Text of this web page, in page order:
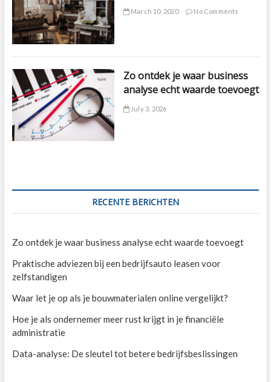
March 10, 2020 No Comments
Zo ontdek je waar business
analyse echt waarde toevoegt
July 3, 2026
RECENTE BERICHTEN
Zo ontdek je waar business analyse echt waarde toevoegt
Praktische adviezen bij een bedrijfsauto leasen voor
zelfstandigen
Waar let je op als je bouwmaterialen online vergelijkt?
Hoe je als ondernemer meer rust krijgt in je financiële
administratie
Data-analyse: De sleutel tot betere bedrijfsbeslissingen